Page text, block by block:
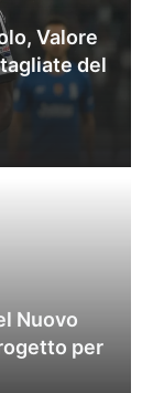
Valore
del
Nuovo
per